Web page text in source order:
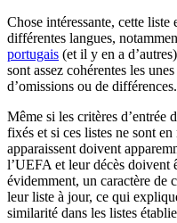
Chose intéressante, cette
différentes langues,
portugais (et il y en a
sont assez cohérentes les
d’omissions ou de différences.
Même si les critères d’entrée
fixés et si ces listes ne sont
apparaissent doivent
l’UEFA et leur décès doivent
évidemment, un caractère de
leur liste à jour, ce qui
similarité dans les listes